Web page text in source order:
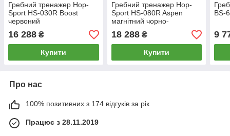
Гребний тренажер Hop-
Sport HS-030R Boost
червоний
16 288 ₴
Купити
Гребний тренажер Hop-
Sport HS-080R Aspen
магнітний чорно-
золотистий
18 288₴
Купити
BS-
9
Про нас
100% позитивних з 174 відгуків за рік
Працює з 28.11.2019